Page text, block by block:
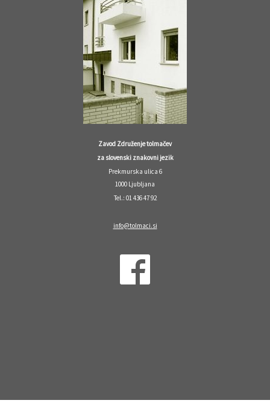
Zavod Združenje tolmačev
za slovenski znakovni jezik
Prekmurska ulica 6
1000 Ljubljana
Tel.: 01 436 47 92
info@tolmaci.si